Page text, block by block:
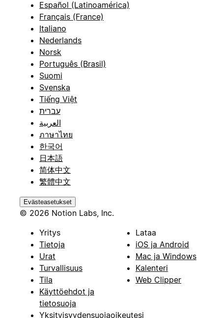
Español (Latinoamérica)
Français (France)
Italiano
Nederlands
Norsk
Português (Brasil)
Suomi
Svenska
Tiếng Việt
עברית
العربية
ภาษาไทย
한국어
日本語
简体中文
繁體中文
Evästeasetukset
© 2026 Notion Labs, Inc.
Yritys
Tietoja
Urat
Turvallisuus
Tila
Käyttöehdot ja
tietosuoja
Yksityisyydensuojaoikeutesi
Lataa
iOS ja Android
Mac ja Windows
Kalenteri
Web Clipper